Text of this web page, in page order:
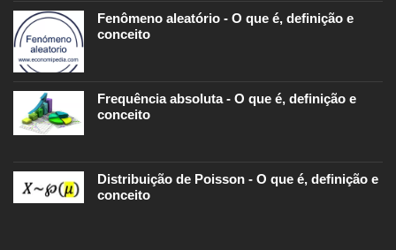
Fenômeno aleatório - O que é, definição e
conceito
Frequência absoluta - O que é, definição e
conceito
Distribuição de Poisson - O que é, definição e
conceito